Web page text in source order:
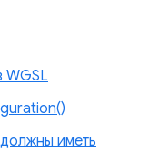
WGSL
иметь